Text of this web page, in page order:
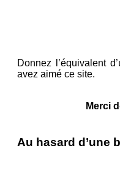
Donnez l’équivalent
avez aimé ce site.
Merci
Au hasard d’une